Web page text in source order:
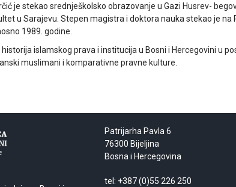
je stekao srednješkolsko obrazovanje u Gazi Husrev-
u Sarajevu. Stepen magistra i doktora nauka stekao je
1989. godine.
islamskog prava i institucija u Bosni i Hercegovini u
muslimani i komparativne pravne kulture.
Patrijarha Pavla 6
76300 Bijeljina
Bosna i Hercegovina
tel: +387 (0)55 226 250